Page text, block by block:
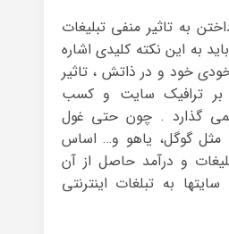
به تاثیر منفی تبلیغات
به این نکته کلیدی اشاره
خود و در ذاتش ، تاثیر
بر ترافیک سایت و کسب
نمی گذارد . چون حتی غول
مثل گوگل، یاهو و… اساس
و درآمد حاصل از آن
به تبلغات اینترنتی